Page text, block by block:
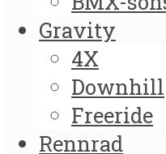
Gravity
4X
Downhill
Freeride
Rennrad